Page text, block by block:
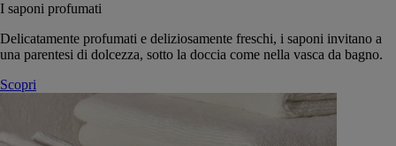
I saponi profumati
Delicatamente profumati e deliziosamente freschi, i saponi invitano a
una parentesi di dolcezza, sotto la doccia come nella vasca da bagno.
Scopri